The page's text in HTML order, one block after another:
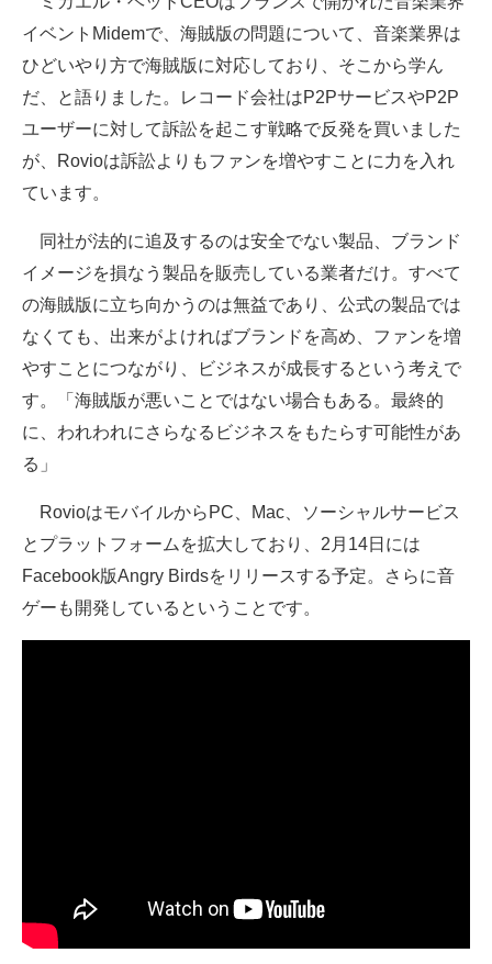
マーケ×ITの今がよく分かる
ITエンジニア向け専門サイト
企業向けIT製品の総合サイト
IT製品の技術・比較・事例
製造業のIT導入・活用を支援
モノづくり技術者専門サイト
エレクトロニクス専門サイト
電子設計の基本と応用
ちょっと気になるネットの話題
イベントMidemで、海賊版の問題について、音楽業界は
ひどいやり方で海賊版に対応しており、そこから学ん
だ、と語りました。レコード会社はP2PサービスやP2P
ユーザーに対して訴訟を起こす戦略で反発を買いました
が、Rovioは訴訟よりもファンを増やすことに力を入れ
ています。
同社が法的に追及するのは安全でない製品、ブランド
イメージを損なう製品を販売している業者だけ。すべて
の海賊版に立ち向かうのは無益であり、公式の製品では
なくても、出来がよければブランドを高め、ファンを増
やすことにつながり、ビジネスが成長するという考えで
す。「海賊版が悪いことではない場合もある。最終的
に、われわれにさらなるビジネスをもたらす可能性があ
る」
RovioはモバイルからPC、Mac、ソーシャルサービス
とプラットフォームを拡大しており、2月14日には
Facebook版Angry Birdsをリリースする予定。さらに音
ゲーも開発しているということです。